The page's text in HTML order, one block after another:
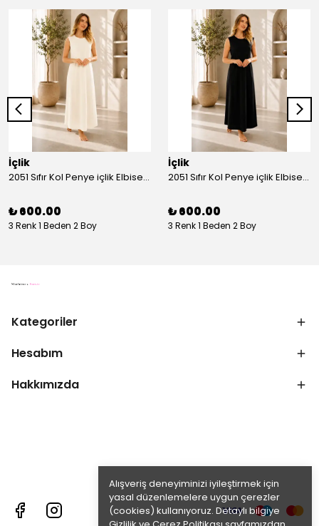
Alışveriş deneyiminizi iyileştirmek için
yasal düzenlemelere uygun çerezler
(cookies) kullanıyoruz. Detaylı bilgiye
İçlik
2051 Sıfır Kol Penye içlik Elbise - Ekru
₺ 600.00
3 Renk 1 Beden 2 Boy
İçlik
2051 Sıfır Kol Penye içlik Elbise - Siyah
₺ 600.00
3 Renk 1 Beden 2 Boy
Kategoriler
Hesabım
Hakkımızda